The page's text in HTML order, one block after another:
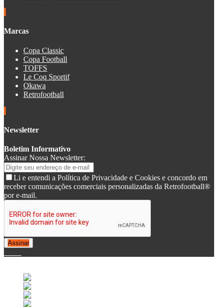
Marcas
Copa Classic
Copa Football
TOFFS
Le Coq Sportif
Okawa
Retrofootball
Newsletter
Boletim Informativo
Assinar Nossa Newsletter:
Li e entendi a Política de Privacidade e Cookies e concordo em
receber comunicações comerciais personalizadas da Retrofootball®
por e-mail.
Assinar